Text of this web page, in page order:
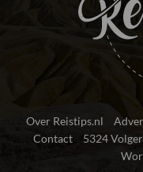
Over Reistips.nl
Contact
5324